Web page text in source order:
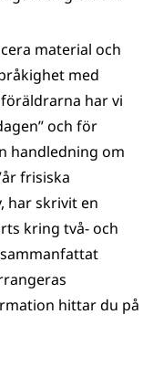
material och
med
har vi
och för
handledning om
frisiska
har skrivit en
kring två- och
hittar du på